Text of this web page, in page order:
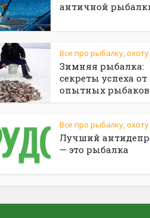
античной
Все про рыбалку, охоту
Зимняя рыбалка:
секреты успеха от
опытных рыбаков
Все про рыбалку, охоту
Лучший
— это рыбалка